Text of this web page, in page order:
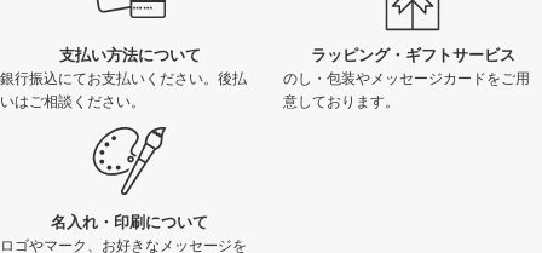
支払い方法について
銀行振込にてお支払いください。後払
いはご相談ください。
ラッピング・ギフトサービス
のし・包装やメッセージカードをご用
意しております。
名入れ・印刷について
ロゴやマーク、お好きなメッセージを